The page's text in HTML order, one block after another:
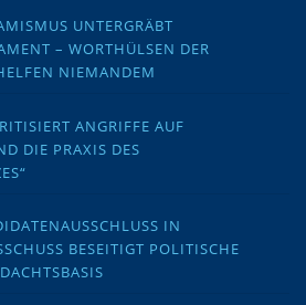
UNTERGRÄBT
– WORTHÜLSEN DER
NIEMANDEM
ANGRIFFE AUF
DIE PRAXIS DES
IN
BESEITIGT POLITISCHE